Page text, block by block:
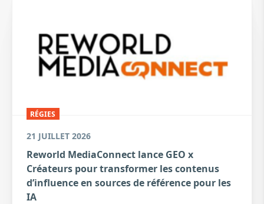
RÉGIES
21 JUILLET 2026
Reworld MediaConnect lance GEO x
Créateurs pour transformer les contenus
d’influence en sources de référence pour les
IA